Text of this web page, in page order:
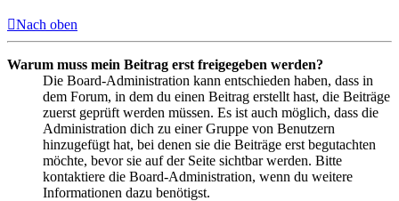
Nach oben
Warum muss mein Beitrag erst freigegeben werden?
Die Board-Administration kann entschieden haben, dass in
dem Forum, in dem du einen Beitrag erstellt hast, die Beiträge
zuerst geprüft werden müssen. Es ist auch möglich, dass die
Administration dich zu einer Gruppe von Benutzern
hinzugefügt hat, bei denen sie die Beiträge erst begutachten
möchte, bevor sie auf der Seite sichtbar werden. Bitte
kontaktiere die Board-Administration, wenn du weitere
Informationen dazu benötigst.